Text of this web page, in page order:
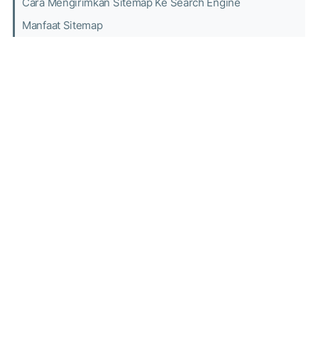
Cara Mengirimkan Sitemap Ke Search Engine
Manfaat Sitemap